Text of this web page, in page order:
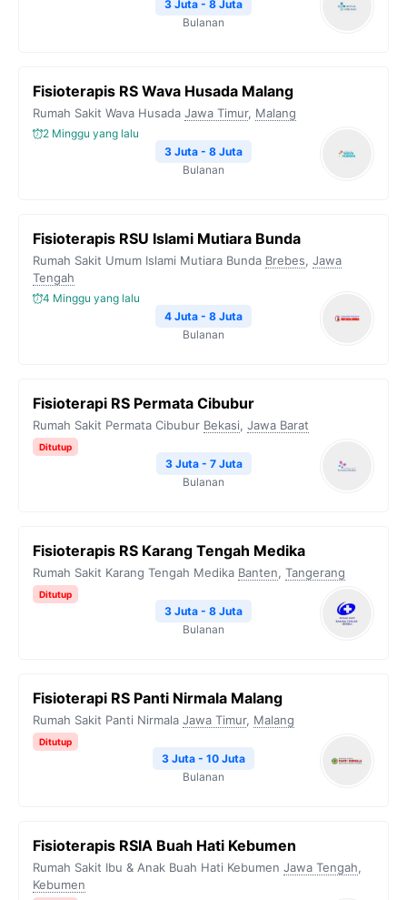
3 Juta - 8 Juta
Bulanan
Fisioterapis RS Wava Husada Malang
Rumah Sakit Wava Husada Jawa Timur, Malang
2 Minggu yang lalu
3 Juta - 8 Juta
Bulanan
Fisioterapis RSU Islami Mutiara Bunda
Rumah Sakit Umum Islami Mutiara Bunda Brebes, Jawa
Tengah
4 Minggu yang lalu
4 Juta - 8 Juta
Bulanan
Fisioterapi RS Permata Cibubur
Rumah Sakit Permata Cibubur Bekasi, Jawa Barat
Ditutup
3 Juta - 7 Juta
Bulanan
Fisioterapis RS Karang Tengah Medika
Rumah Sakit Karang Tengah Medika Banten, Tangerang
Ditutup
3 Juta - 8 Juta
Bulanan
Fisioterapi RS Panti Nirmala Malang
Rumah Sakit Panti Nirmala Jawa Timur, Malang
Ditutup
3 Juta - 10 Juta
Bulanan
Fisioterapis RSIA Buah Hati Kebumen
Rumah Sakit Ibu & Anak Buah Hati Kebumen Jawa Tengah,
Kebumen